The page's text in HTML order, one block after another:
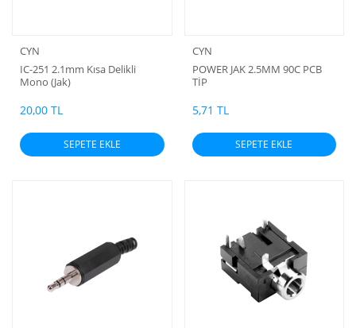
CYN
IC-251 2.1mm Kısa Delikli
Mono (Jak)
20,00 TL
SEPETE EKLE
CYN
POWER JAK 2.5MM 90C PCB
TİP
5,71 TL
SEPETE EKLE